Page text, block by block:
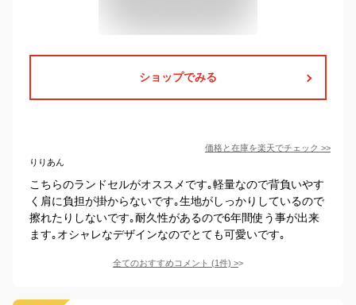
ショップでみる
価格と在庫を楽天でチェック >>
りりあん
こちらのランドセルがオススメです｡軽量なので背負いやす
く肩に負担が掛からないです｡生地がしっかりしているので
擦れたりしないです｡耐久性があるので6年間使う事が出来
ます｡オシャレなデザインなのでとても可愛いです｡
全てのおすすめコメント (1件) >